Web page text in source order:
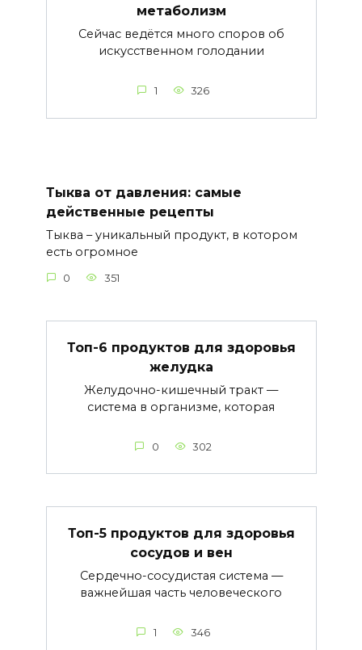
метаболизм
Сейчас ведётся много споров об
искусственном голодании
1 326
Тыква от давления: самые
действенные рецепты
Тыква – уникальный продукт, в котором
есть огромное
0 351
Топ-6 продуктов для здоровья
желудка
Желудочно-кишечный тракт —
система в организме, которая
0 302
Топ-5 продуктов для здоровья
сосудов и вен
Сердечно-сосудистая система —
важнейшая часть человеческого
1 346